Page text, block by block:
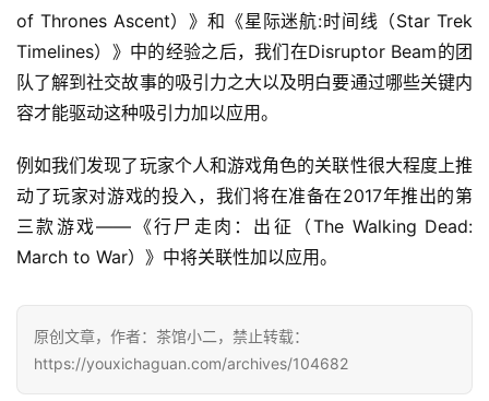
of Thrones Ascent）》和《星际迷航:时间线（Star Trek
Timelines）》中的经验之后，我们在Disruptor Beam的团
队了解到社交故事的吸引力之大以及明白要通过哪些关键内
容才能驱动这种吸引力加以应用。
例如我们发现了玩家个人和游戏角色的关联性很大程度上推
动了玩家对游戏的投入，我们将在准备在2017年推出的第
三款游戏——《行尸走肉：出征（The Walking Dead:
March to War）》中将关联性加以应用。
原创文章，作者：茶馆小二，禁止转载：
https://youxichaguan.com/archives/104682